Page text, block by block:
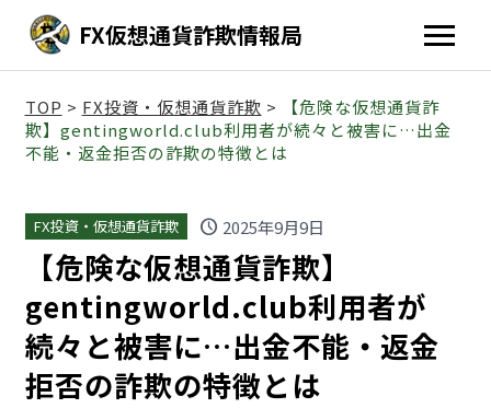
FX仮想通貨詐欺情報局
TOP > FX投資・仮想通貨詐欺 >
【危険な仮想通貨詐
欺】gentingworld.club利用者が続々と被害に…出金
不能・返金拒否の詐欺の特徴とは
FX投資・仮想通貨詐欺 schedule 2025年9月9日
【危険な仮想通貨詐欺】
gentingworld.club利用者が
続々と被害に…出金不能・返金
拒否の詐欺の特徴とは